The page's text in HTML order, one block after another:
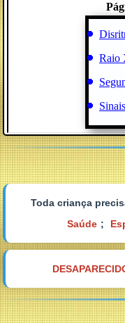
Raio
Toda criança
Saúde ;